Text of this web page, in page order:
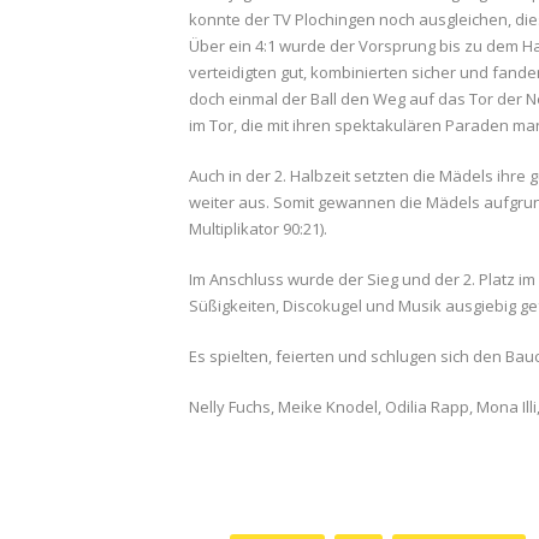
konnte der TV Plochingen noch ausgleichen,
Über ein 4:1 wurde der Vorsprung bis zu dem
verteidigten gut, kombinierten sicher und
doch einmal der Ball den Weg auf das Tor der
im Tor, die mit ihren spektakulären Paraden
Auch in der 2. Halbzeit setzten die Mädels
weiter aus. Somit gewannen die Mädels
Multiplikator 90:21).
Im Anschluss wurde der Sieg und der 2. Platz
Süßigkeiten, Discokugel und Musik ausgiebig
Es spielten, feierten und schlugen sich den
Nelly Fuchs, Meike Knodel, Odilia Rapp, Mona